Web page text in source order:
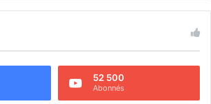
52 500
Abonnés